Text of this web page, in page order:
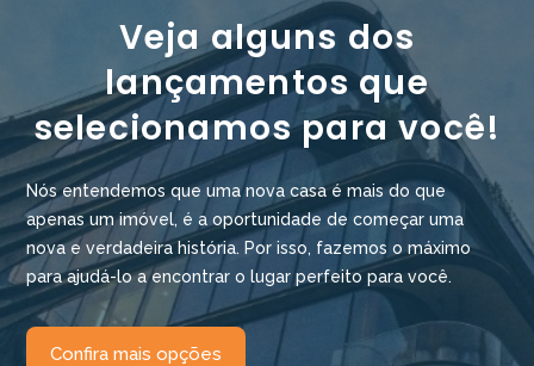
Veja alguns dos
lançamentos que
selecionamos para você!
Nós entendemos que uma nova casa é mais do que
apenas um imóvel, é a oportunidade de começar uma
nova e verdadeira história. Por isso, fazemos o máximo
para ajudá-lo a encontrar o lugar perfeito para você.
Confira mais opções